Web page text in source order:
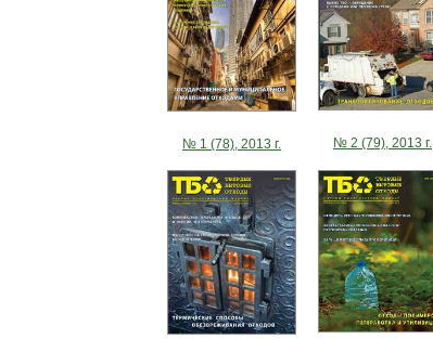
№ 1 (78), 2013 г. № 2 (79), 2013 г.